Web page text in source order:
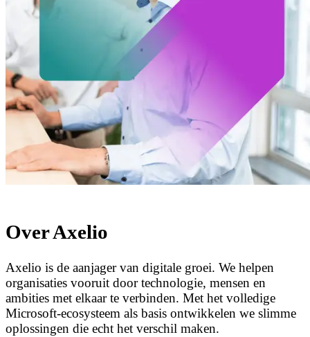
Over Axelio
Axelio is de aanjager van digitale groei. We helpen
organisaties vooruit door technologie, mensen en
ambities met elkaar te verbinden. Met het volledige
Microsoft-ecosysteem als basis ontwikkelen we slimme
oplossingen die echt het verschil maken.